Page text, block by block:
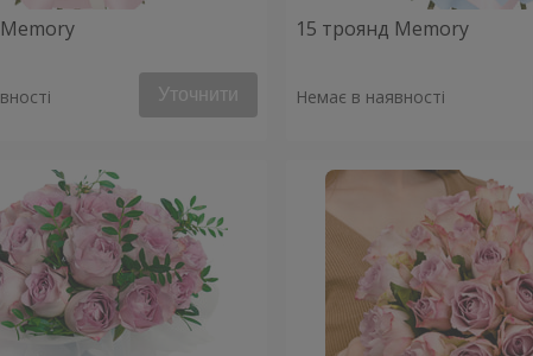
Уточнити
15 троянд Memory
Немає в наявності